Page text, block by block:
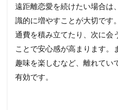
遠距離恋愛を続けたい場合は
識的に増やすことが大切です
通費を積み立てたり、次に会
ことで安心感が高まります。
趣味を楽しむなど、離れてい
有効です。